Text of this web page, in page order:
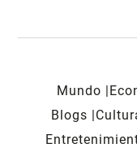
Mundo
Blogs